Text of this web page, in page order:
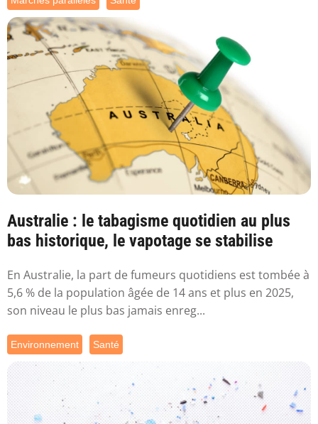
Australie : le tabagisme quotidien au plus
bas historique, le vapotage se stabilise
En Australie, la part de fumeurs quotidiens est tombée à
5,6 % de la population âgée de 14 ans et plus en 2025,
son niveau le plus bas jamais enreg...
Environnement Santé